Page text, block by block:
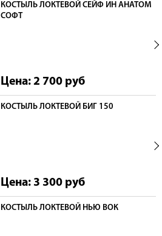
КОСТЫЛЬ ЛОКТЕВОЙ СЕЙФ ИН АНАТОМ
СОФТ
Цена: 2 700 руб
КОСТЫЛЬ ЛОКТЕВОЙ БИГ 150
Цена: 3 300 руб
КОСТЫЛЬ ЛОКТЕВОЙ НЬЮ ВОК